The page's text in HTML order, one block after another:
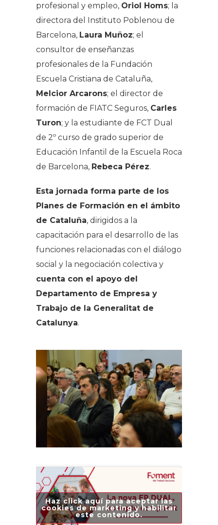
profesional y empleo, Oriol Homs; la
directora del Instituto Poblenou de
Barcelona, Laura Muñoz; el
consultor de enseñanzas
profesionales de la Fundación
Escuela Cristiana de Cataluña,
Melcior Arcarons; el director de
formación de FIATC Seguros, Carles
Turon; y la estudiante de FCT Dual
de 2º curso de grado superior de
Educación Infantil de la Escuela Roca
de Barcelona, Rebeca Pérez.
Esta jornada forma parte de los
Planes de Formación en el ámbito
de Cataluña, dirigidos a la
capacitación para el desarrollo de las
funciones relacionadas con el diálogo
social y la negociación colectiva y
cuenta con el apoyo del
Departamento de Empresa y
Trabajo de la Generalitat de
Catalunya.
Haz click aquí para aceptar las
cookies de marketing y habilitar
este contenido.